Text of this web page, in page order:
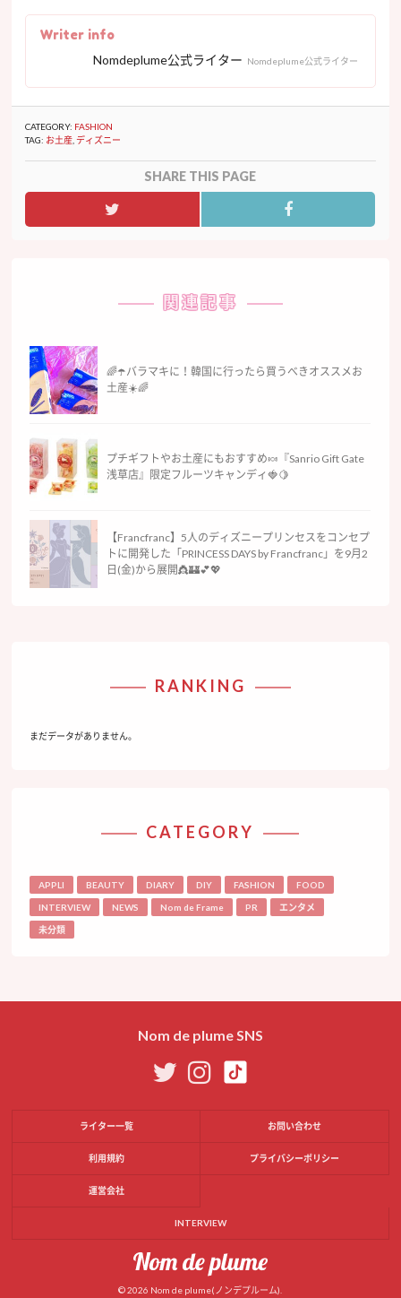
Writer info
Nomdeplume公式ライター Nomdeplume公式ライター
CATEGORY: FASHION
TAG: お土産 ,ディズニー
SHARE THIS PAGE
関連記事
🌈☂️バラマキに！韓国に行ったら買うべきオススメお
土産☀️🌈
プチギフトやお土産にもおすすめ🍬『Sanrio Gift Gate
浅草店』限定フルーツキャンディ🍓🍋
【Francfranc】5人のディズニープリンセスをコンセプ
トに開発した「PRINCESS DAYS by Francfranc」を9月2
日(金)から展開👸🏰💕💖
RANKING
まだデータがありません。
CATEGORY
APPLI BEAUTY DIARY DIY FASHION FOOD
INTERVIEW NEWS Nom de Frame PR エンタメ
未分類
Nom de plume SNS
ライター一覧 お問い合わせ
利用規約 プライバシーポリシー
運営会社
INTERVIEW
© 2026 Nom de plume(ノンデプルーム).